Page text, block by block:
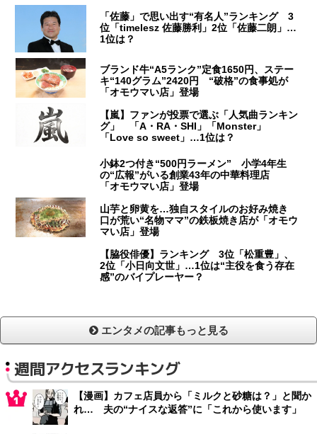
「佐藤」で思い出す“有名人”ランキング 3
位「timelesz 佐藤勝利」2位「佐藤二朗」…
1位は？
ブランド牛“A5ランク”定食1650円、ステー
キ“140グラム”2420円 “破格”の食事処が
「オモウマい店」登場
【嵐】ファンが投票で選ぶ「人気曲ランキン
グ」 「A・RA・SHI」「Monster」
「Love so sweet」…1位は？
小鉢2つ付き“500円ラーメン” 小学4年生
の“広報”がいる創業43年の中華料理店
「オモウマい店」登場
山芋と卵黄を…独自スタイルのお好み焼き
口が荒い“名物ママ”の鉄板焼き店が「オモウ
マい店」登場
【脇役俳優】ランキング 3位「松重豊」、
2位「小日向文世」…1位は“主役を食う存在
感”のバイプレーヤー？
エンタメの記事もっと見る
週間アクセスランキング
【漫画】カフェ店員から「ミルクと砂糖は？」と聞か
れ… 夫の“ナイスな返答”に「これから使います」